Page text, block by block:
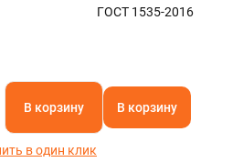
ГОСТ 1535-2016
В корзину В корзину
в один клик